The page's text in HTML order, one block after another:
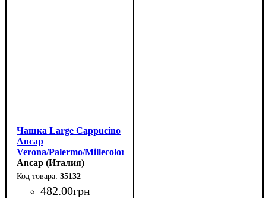
Чашка Large Cappucino
Ancap
Verona/Palermo/Millecolori
35132, ручная роспись,
260мл
Ancap (Италия)
35132
482.00грн